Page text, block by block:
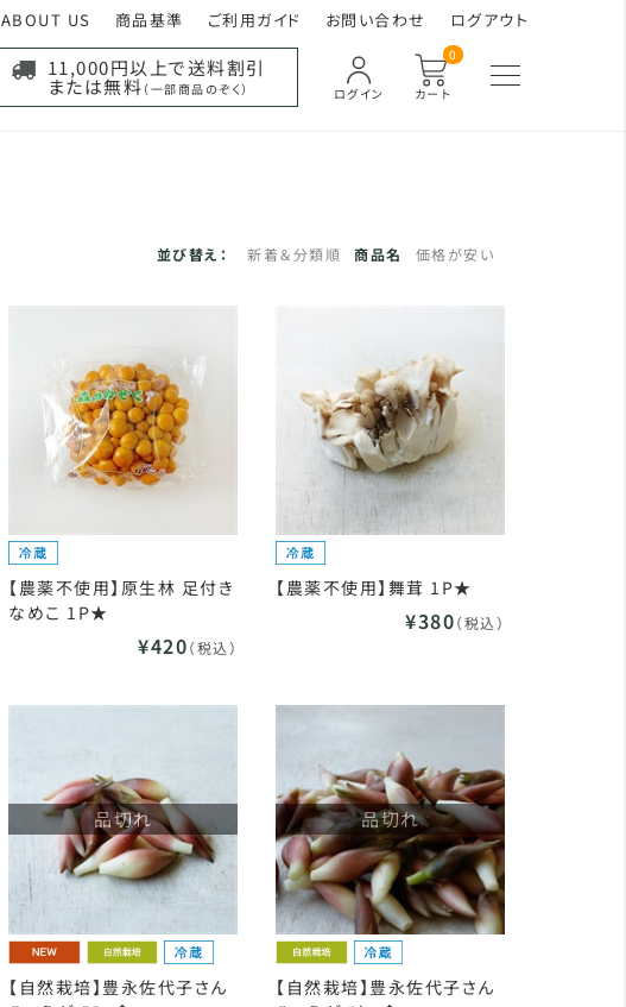
ABOUT US 商品基準 ご利用ガイド お問い合わせ ログアウト
カート
0
ログイン
11,000円以上で送料割引
または無料 （一部商品のぞく）
並び替え： 新着＆分類順 商品名 価格が安い
【農薬不使用】原生林 足付き
なめこ 1P★
¥420（税込）
【農薬不使用】舞茸 1P★
¥380（税込）
品切れ
【自然栽培】豊永佐代子さん
品切れ
【自然栽培】豊永佐代子さん